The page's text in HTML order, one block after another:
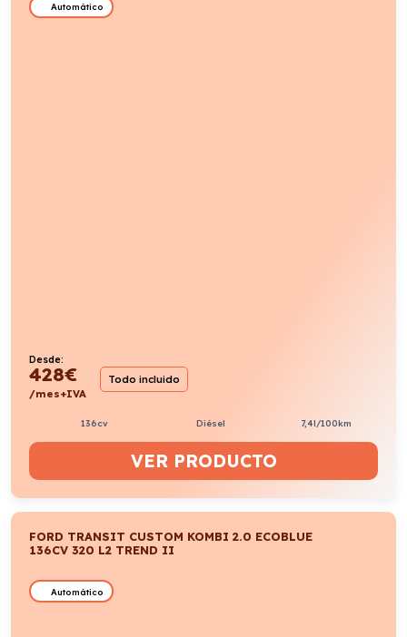
Automático
Desde:
428€
/mes+IVA
Todo incluido
136cv Diésel 7,4l/100km
VER PRODUCTO
FORD TRANSIT CUSTOM KOMBI 2.0 ECOBLUE
136CV 320 L2 TREND II
Automático